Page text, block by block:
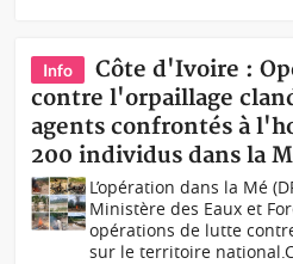
Info
Côte d'Ivoire :
contre l'orpaillage
agents confrontés à
200 individus dans la
L’opération dans la Mé
Ministère des Eaux et
opérations de lutte
sur le territoire